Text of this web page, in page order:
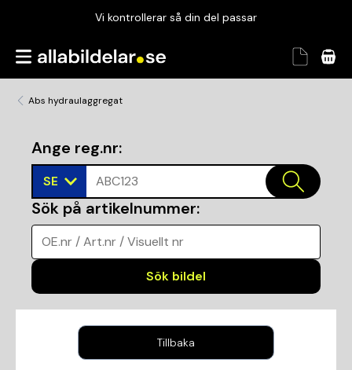
Vi kontrollerar så din del passar
Garanterad passform
Abs hydraulaggregat
Ange reg.nr:
SE ABC123
Sök på artikelnummer:
OE.nr / Art.nr / Visuellt nr
Sök bildel
Tillbaka